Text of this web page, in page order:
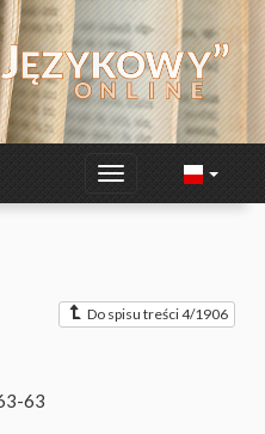
Do spisu treści 4/1906
63